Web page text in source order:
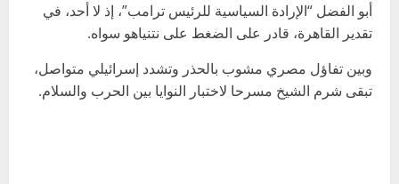
أبو الفضل “الإرادة السياسية للرئيس ترامب”، إذ لا أحد، في
تقدير القاهرة، قادر على الضغط على نتنياهو سواه.
وبين تفاؤل مصري مشوب بالحذر وتشدد إسرائيلي متواصل،
تبقى شرم الشيخ مسرحا لاختبار النوايا بين الحرب والسلام.